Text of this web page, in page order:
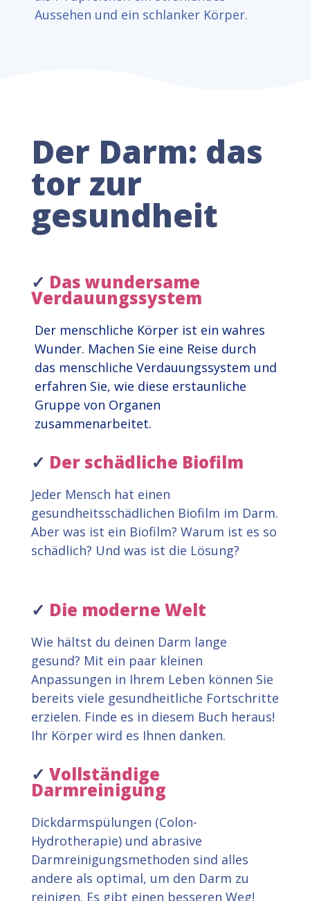
Aussehen und ein schlanker Körper.
Der Darm: das
tor zur
gesundheit
✓ Das wundersame
Verdauungssystem
Der menschliche Körper ist ein wahres
Wunder. Machen Sie eine Reise durch
das menschliche Verdauungssystem und
erfahren Sie, wie diese erstaunliche
Gruppe von Organen
zusammenarbeitet.
✓ Der schädliche Biofilm
Jeder Mensch hat einen
gesundheitsschädlichen Biofilm im Darm.
Aber was ist ein Biofilm? Warum ist es so
schädlich? Und was ist die Lösung?
✓ Die moderne Welt
Wie hältst du deinen Darm lange
gesund? Mit ein paar kleinen
Anpassungen in Ihrem Leben können Sie
bereits viele gesundheitliche Fortschritte
erzielen. Finde es in diesem Buch heraus!
Ihr Körper wird es Ihnen danken.
✓ Vollständige
Darmreinigung
Dickdarmspülungen (Colon-
Hydrotherapie) und abrasive
Darmreinigungsmethoden sind alles
andere als optimal, um den Darm zu
reinigen. Es gibt einen besseren Weg!